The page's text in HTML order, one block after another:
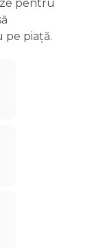
pentru
pe piață.